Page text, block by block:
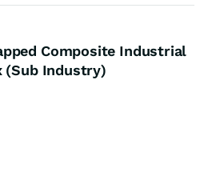
Composite Industrial
(Sub Industry)